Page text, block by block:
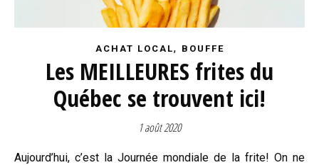
ACHAT LOCAL, BOUFFE
Les MEILLEURES frites du
Québec se trouvent ici!
1 août 2020
Aujourd’hui, c’est la Journée mondiale de la frite! On ne